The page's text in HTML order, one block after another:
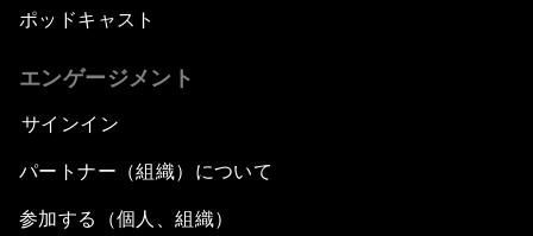
ポッドキャスト
エンゲージメント
サインイン
パートナー（組織）について
参加する（個人、組織）